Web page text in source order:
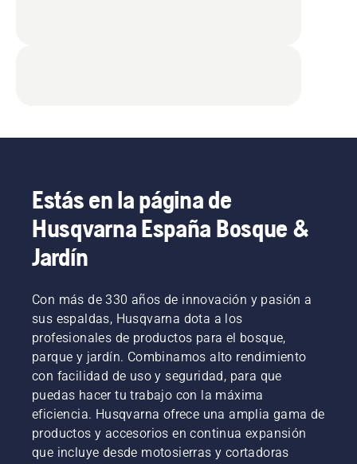
Estás en la página de
Husqvarna España Bosque &
Jardín
Con más de 330 años de innovación y pasión a
sus espaldas, Husqvarna dota a los
profesionales de productos para el bosque,
parque y jardín. Combinamos alto rendimiento
con facilidad de uso y seguridad, para que
puedas hacer tu trabajo con la máxima
eficiencia. Husqvarna ofrece una amplia gama de
productos y accesorios en continua expansión
que incluye desde motosierras y cortadoras